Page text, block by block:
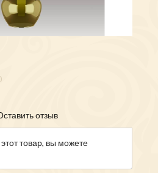
отзыв
товар, вы можете